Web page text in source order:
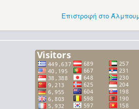
Επιστροφή στο